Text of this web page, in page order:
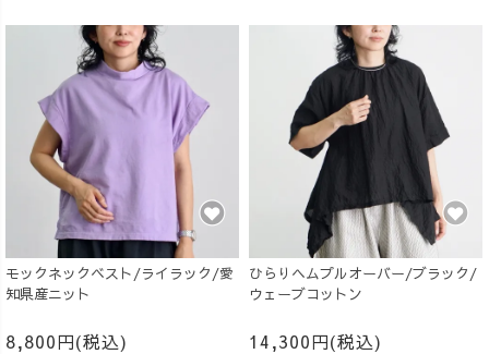
モックネックベスト/ライラック/愛
知県産ニット
8,800円(税込)
ひらりヘムプルオーバー/ブラック/
ウェーブコットン
14,300円(税込)